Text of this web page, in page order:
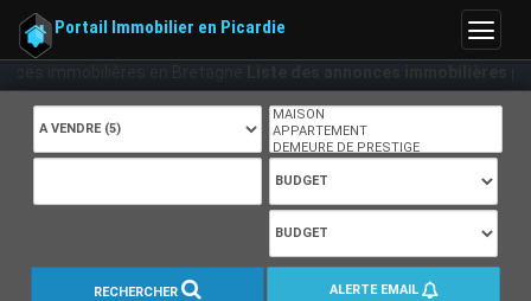
immobilières en Bretagne
Menu
Portail Immobilier en Picardie
RECHERCHER ALERTE EMAIL